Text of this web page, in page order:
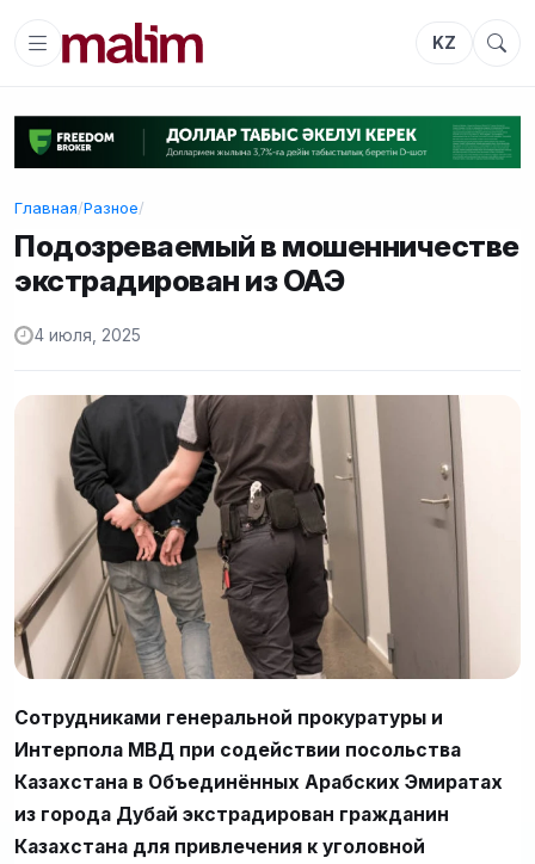
KZ
Главная/Разное/
Подозреваемый в мошенничестве
экстрадирован из ОАЭ
4 июля, 2025
Сотрудниками генеральной прокуратуры и
Интерпола МВД при содействии посольства
Казахстана в Объединённых Арабских Эмиратах
из города Дубай экстрадирован гражданин
Казахстана для привлечения к уголовной